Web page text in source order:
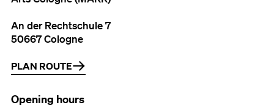
An der Rechtschule 7
50667 Cologne
PLAN ROUTE
Opening hours